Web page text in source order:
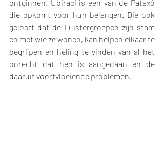
ontginnen. Ubiraci is een van de Pataxó
die opkomt voor hun belangen. Die ook
gelooft dat de Luistergroepen zijn stam
en met wie ze wonen, kan helpen elkaar te
begrijpen en heling te vinden van al het
onrecht dat hen is aangedaan en de
daaruit voortvloeiende problemen.